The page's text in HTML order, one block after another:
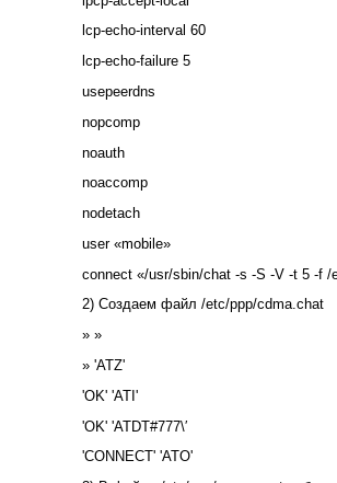
lcp-echo-interval 60
lcp-echo-failure 5
usepeerdns
nopcomp
noauth
noaccomp
nodetach
user «mobile»
connect «/usr/sbin/chat -s -S -V -t 5 -f /
2) Создаем файл /etc/ppp/cdma.chat
» »
» 'ATZ'
'OK' 'ATI'
'OK' 'ATDT#777\′
'CONNECT' 'ATO'